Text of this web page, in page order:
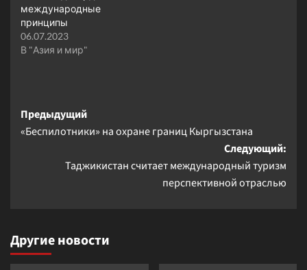
международные
принципы
06.07.2023
В "Азия и мир"
Навигация
записи
Предыдущий
«Беспилотники» на охране границ Кыргызстана
Следующий:
Таджикистан считает международный туризм
перспективной отраслью
Другие новости